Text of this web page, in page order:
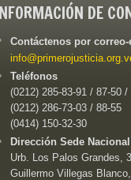
DE
Contáctenos por
Teléfonos
(0212) 285-83-91 / 87-50 /
(0212) 286-73-03 / 88-55
(0414) 150-32-30
Dirección Sede
Urb. Los Palos Grandes,
Guillermo Villegas